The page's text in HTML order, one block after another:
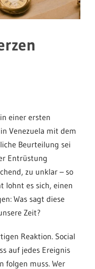
einer ersten
Venezuela mit dem
Beurteilung sei
Entrüstung
zu unklar – so
lohnt es sich, einen
Was sagt diese
Zeit?
Reaktion. Social
auf jedes Ereignis
folgen muss. Wer